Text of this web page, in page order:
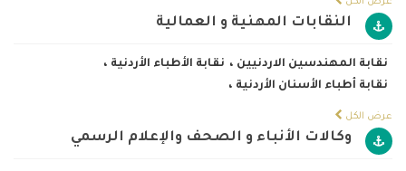
النقابات المهنية و العمالية
نقابة المهندسين الاردنيين ، نقابة الأطباء الأردنية ،
نقابة أطباء الأسنان الأردنية ،
عرض الكل
وكالات الأنباء و الصحف والإعلام الرسمي